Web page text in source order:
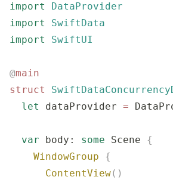
import
DataProvider
import
SwiftData
import
SwiftUI
@main
struct
  let
dataProvider =
  var
body: some Scene {
    WindowGroup
{
      ContentView
()